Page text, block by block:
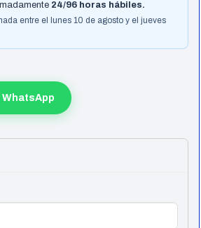
24/96 horas hábiles.
entre el lunes 10 de agosto y el jueves